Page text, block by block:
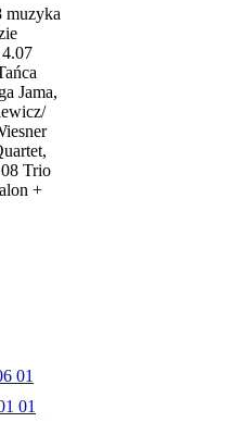
muzyka
Jama,
Trio
+